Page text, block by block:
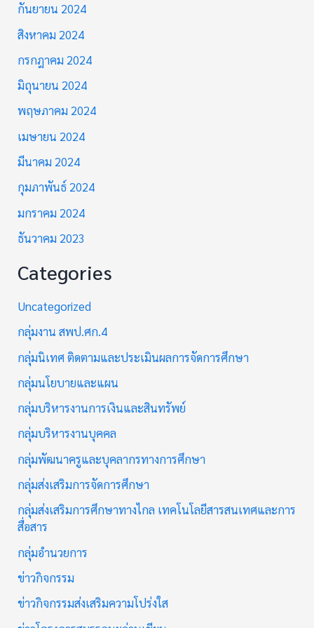
กันยายน 2024
สิงหาคม 2024
กรกฎาคม 2024
มิถุนายน 2024
พฤษภาคม 2024
เมษายน 2024
มีนาคม 2024
กุมภาพันธ์ 2024
มกราคม 2024
ธันวาคม 2023
Categories
Uncategorized
กลุ่มงาน สพป.ศก.4
กลุ่มนิเทศ ติดตามและประเมินผลการจัดการศึกษา
กลุ่มนโยบายและแผน
กลุ่มบริหารงานการเงินและสินทรัพย์
กลุ่มบริหารงานบุคคล
กลุ่มพัฒนาครูและบุคลากรทางการศึกษา
กลุ่มส่งเสริมการจัดการศึกษา
กลุ่มส่งเสริมการศึกษาทางไกล เทคโนโลยีสารสนเทศและการ
สื่อสาร
กลุ่มอำนวยการ
ข่าวกิจกรรม
ข่าวกิจกรรมส่งเสริมความโปร่งใส